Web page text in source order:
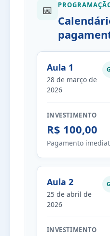
📅
Aula 1
28 de março de
2026
INVESTIMENTO
R$ 100,00
Pagamento
Aula 2
25 de abril de
2026
INVESTIMENTO